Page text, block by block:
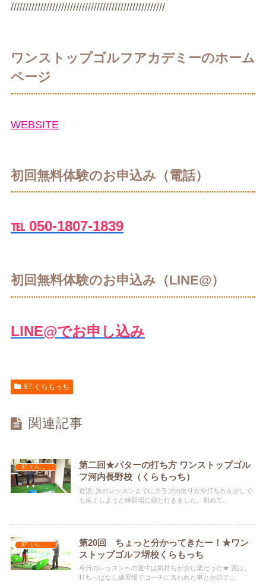
////////////////////////////////////////////////////
ワンストップゴルフアカデミーのホーム
ページ
WEBSITE
初回無料体験のお申込み（電話）
℡ 050-1807-1839
初回無料体験のお申込み（LINE@）
LINE@でお申し込み
87.くらもっち
関連記事
87.くらもっち
第二回★パターの打ち方 ワンストップゴル
フ河内長野校（くらもっち）
近況: 次のレッスンまでにクラブの握り方や打ち方を少しで
も良くしようと練習場に娘と行きました。初めて...
第20回 ちょっと分かってきたー！★ワン
ストップゴルフ堺校くらもっち
今日のレッスンへの道中は気持ちが少し楽だった★ 実は、
打ちっぱなし練習場でコーチに言われた事とか頭で...